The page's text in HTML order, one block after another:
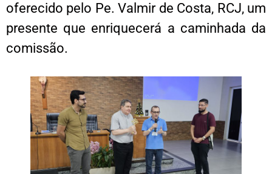
oferecido pelo Pe. Valmir de Costa, RCJ, um
presente que enriquecerá a caminhada da
comissão.